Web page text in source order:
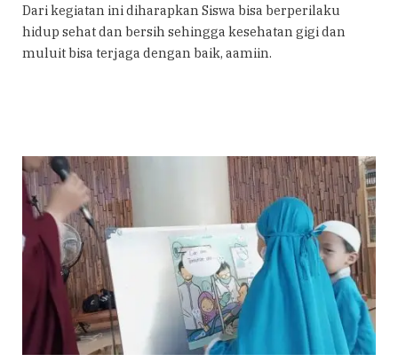
Dari kegiatan ini diharapkan Siswa bisa berperilaku
hidup sehat dan bersih sehingga kesehatan gigi dan
muluit bisa terjaga dengan baik, aamiin.